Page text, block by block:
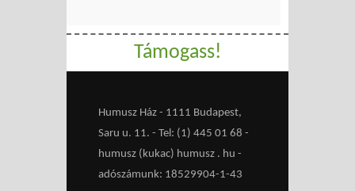
Támogass!
Humusz Ház - 1111 Budapest,
Saru u. 11. - Tel: (1) 445 01 68 -
humusz (kukac) humusz . hu -
adószámunk: 18529904-1-43